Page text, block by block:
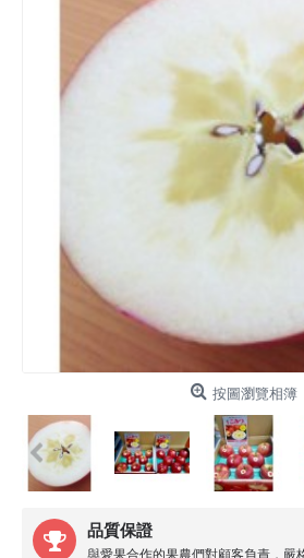
按圖瀏覽相簿
品質保證
與愛果合作的果農們對顧客負責，嚴